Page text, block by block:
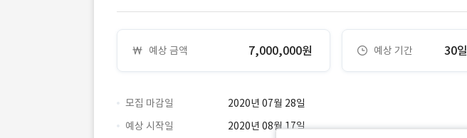
예상 금액 7,000,000원 예상 기간 30일
모집 마감일 2020년 07월 28일
예상 시작일 2020년 08월 17일